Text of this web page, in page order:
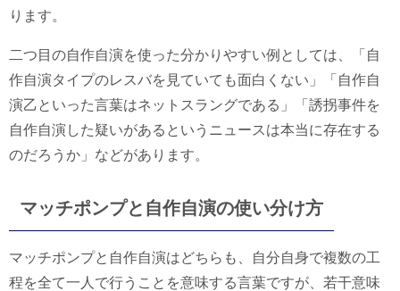
ります。
二つ目の自作自演を使った分かりやすい例としては、「自
作自演タイプのレスバを見ていても面白くない」「自作自
演乙といった言葉はネットスラングである」「誘拐事件を
自作自演した疑いがあるというニュースは本当に存在する
のだろうか」などがあります。
マッチポンプと自作自演の使い分け方
マッチポンプと自作自演はどちらも、自分自身で複数の工
程を全て一人で行うことを意味する言葉ですが、若干意味